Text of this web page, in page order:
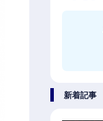
新着記事